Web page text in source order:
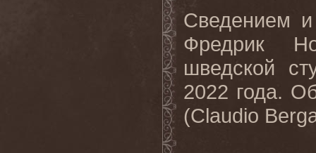
Сведением и
Фредрик
шведской
2022 года.
(Claudio